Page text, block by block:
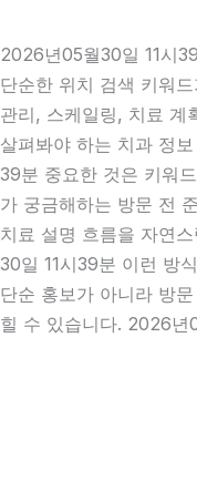
2026년05월30일 11시
단순한 위치 검색 키워
관리, 스케일링, 치료 계
살펴봐야 하는 치과 정
39분 중요한 것은 키워
가 궁금해하는 방문 전
치료 설명 흐름을 자연
30일 11시39분 이런 방
단순 홍보가 아니라 방
힐 수 있습니다. 2026년